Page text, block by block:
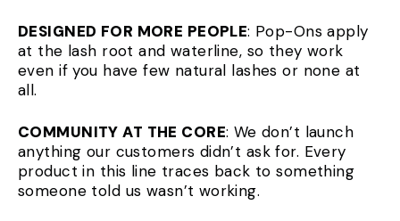
DESIGNED FOR MORE PEOPLE: Pop-Ons apply
at the lash root and waterline, so they work
even if you have few natural lashes or none at
all.
COMMUNITY AT THE CORE: We don’t launch
anything our customers didn’t ask for. Every
product in this line traces back to something
someone told us wasn’t working.